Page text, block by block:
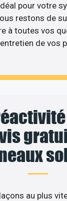
pour votre
restons de
à toutes vos
de vos
au plus